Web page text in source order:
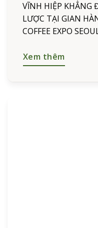
VĨNH HIỆP KHẲNG
LƯỢC TẠI GIAN
COFFEE EXPO
thương hiệu
Xem thêm